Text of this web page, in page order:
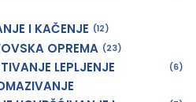
I KAČENJE 12
OPREMA 23
LEPLJENJE
6